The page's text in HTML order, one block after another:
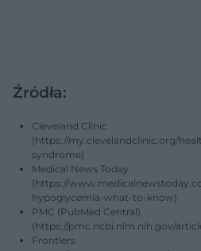
Źródła:
Cleveland Clinic
(https://my.clevelandclinic.org/
syndrome)
Medical News Today
(https://
hypoglycemia-what-to-know)
PMC (PubMed Central)
(https://pmc.ncbi.nlm.nih.gov/
Frontiers